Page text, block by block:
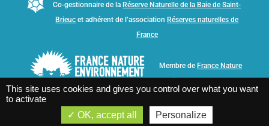
Co-gestionnaire de la Réserve Naturelle de la Baie de Saint-
Brieuc et adhérent de l’association Réserves naturelles de
France
Membre de France Nature
This site uses cookies and gives you control over what you want
to activate
OK, accept all
Personalize